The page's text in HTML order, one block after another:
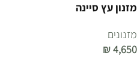
מזנון עץ סיינה
מזנונים
₪4,650